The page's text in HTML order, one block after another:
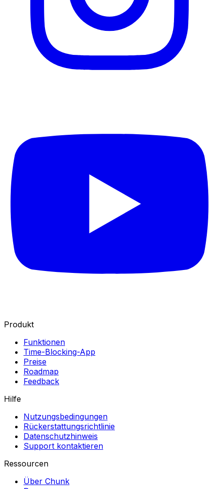
Produkt
Funktionen
Time-Blocking-App
Preise
Roadmap
Feedback
Hilfe
Nutzungsbedingungen
Rückerstattungsrichtlinie
Datenschutzhinweis
Support kontaktieren
Ressourcen
Über Chunk